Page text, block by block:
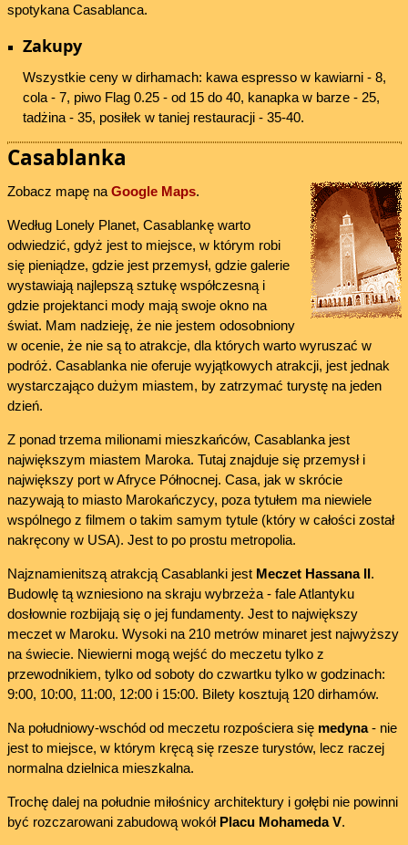
spotykana Casablanca.
Zakupy
Wszystkie ceny w dirhamach: kawa espresso w kawiarni - 8,
cola - 7, piwo Flag 0.25 - od 15 do 40, kanapka w barze - 25,
tadżina - 35, posiłek w taniej restauracji - 35-40.
Casablanka
Zobacz mapę na Google Maps.
Według Lonely Planet, Casablankę warto
odwiedzić, gdyż jest to miejsce, w którym robi
się pieniądze, gdzie jest przemysł, gdzie galerie
wystawiają najlepszą sztukę współczesną i
gdzie projektanci mody mają swoje okno na
świat. Mam nadzieję, że nie jestem odosobniony
w ocenie, że nie są to atrakcje, dla których warto wyruszać w
podróż. Casablanka nie oferuje wyjątkowych atrakcji, jest jednak
wystarczająco dużym miastem, by zatrzymać turystę na jeden
dzień.
Z ponad trzema milionami mieszkańców, Casablanka jest
największym miastem Maroka. Tutaj znajduje się przemysł i
największy port w Afryce Północnej. Casa, jak w skrócie
nazywają to miasto Marokańczycy, poza tytułem ma niewiele
wspólnego z filmem o takim samym tytule (który w całości został
nakręcony w USA). Jest to po prostu metropolia.
Najznamienitszą atrakcją Casablanki jest Meczet Hassana II.
Budowlę tą wzniesiono na skraju wybrzeża - fale Atlantyku
dosłownie rozbijają się o jej fundamenty. Jest to największy
meczet w Maroku. Wysoki na 210 metrów minaret jest najwyższy
na świecie. Niewierni mogą wejść do meczetu tylko z
przewodnikiem, tylko od soboty do czwartku tylko w godzinach:
9:00, 10:00, 11:00, 12:00 i 15:00. Bilety kosztują 120 dirhamów.
Na południowy-wschód od meczetu rozpościera się medyna- nie
jest to miejsce, w którym kręcą się rzesze turystów, lecz raczej
normalna dzielnica mieszkalna.
Trochę dalej na południe miłośnicy architektury i gołębi nie powinni
być rozczarowani zabudową wokół Placu Mohameda V.